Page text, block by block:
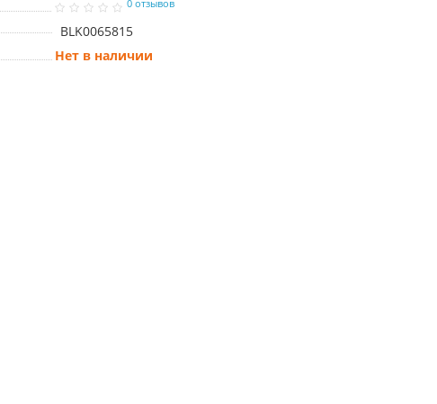
0 отзывов
BLK0065815
Нет в наличии